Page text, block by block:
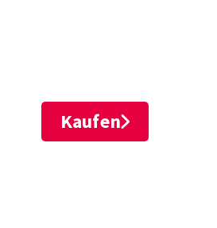
Kaufen